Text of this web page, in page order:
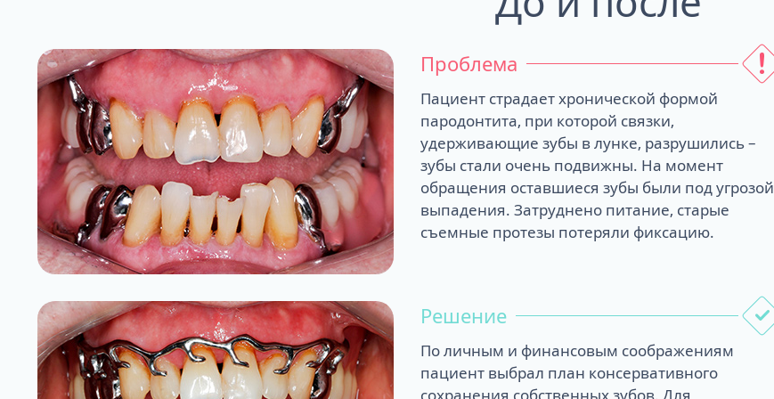
Проблема
Пациент страдает хронической формой
пародонтита, при которой связки,
удерживающие зубы в лунке, разрушились –
зубы стали очень подвижны. На момент
обращения оставшиеся зубы были под угрозой
выпадения. Затруднено питание, старые
съемные протезы потеряли фиксацию.
Решение
По личным и финансовым соображениям
пациент выбрал план консервативного